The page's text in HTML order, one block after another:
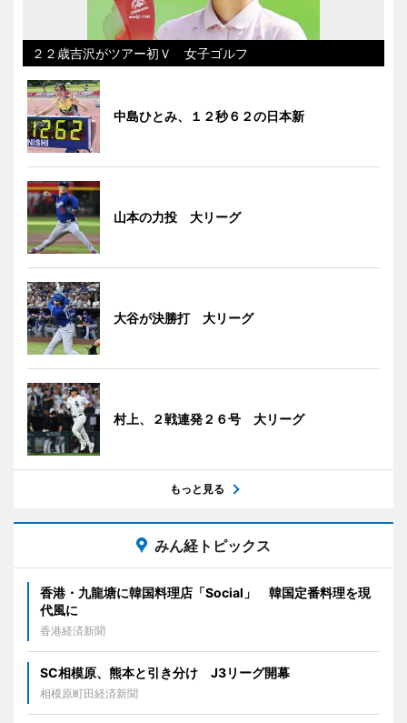
２２歳吉沢がツアー初Ｖ 女子ゴルフ
中島ひとみ、１２秒６２の日本新
山本の力投 大リーグ
大谷が決勝打 大リーグ
村上、２戦連発２６号 大リーグ
もっと見る
みん経トピックス
香港・九龍塘に韓国料理店「Social」 韓国定番料理を現
代風に
香港経済新聞
SC相模原、熊本と引き分け J3リーグ開幕
相模原町田経済新聞